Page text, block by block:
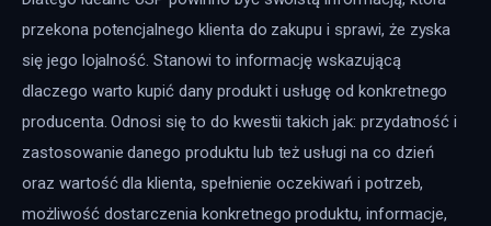
przekona potencjalnego klienta do zakupu i sprawi, że zyska
się jego lojalność. Stanowi to informację wskazującą
dlaczego warto kupić dany produkt i usługę od konkretnego
producenta. Odnosi się to do kwestii takich jak: przydatność i
zastosowanie danego produktu lub też usługi na co dzień
oraz wartość dla klienta, spełnienie oczekiwań i potrzeb,
możliwość dostarczenia konkretnego produktu, informacje,